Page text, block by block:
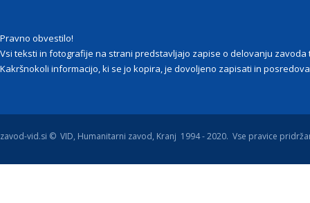
Pravno obvestilo!
Vsi teksti in fotografije na strani predstavljajo zapise o delovanju
Kakršnokoli informacijo, ki se jo kopira, je dovoljeno zapisati in
zavod-vid.si © VID, Humanitarni zavod, Kranj 1994 - 2020. Vse pravice